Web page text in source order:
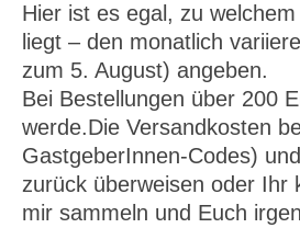
Hier ist es egal, zu
liegt – den monatlich
zum 5. August) angeben.
Bei Bestellungen über 200
werde.Die Versandkosten
GastgeberInnen-Codes)
zurück überweisen oder Ihr
mir sammeln und Euch